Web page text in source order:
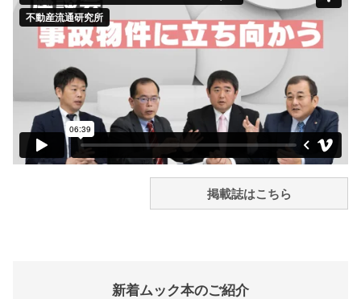
掲載誌はこちら
新着ムック本のご紹介